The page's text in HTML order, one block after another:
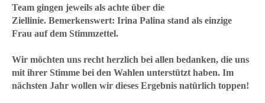
Team gingen jeweils als achte über die
Ziellinie. Bemerkenswert: Irina Palina stand als einzige
Frau auf dem Stimmzettel.
Wir möchten uns recht herzlich bei allen bedanken, die uns
mit ihrer Stimme bei den Wahlen unterstützt haben. Im
nächsten Jahr wollen wir dieses Ergebnis natürlich toppen!